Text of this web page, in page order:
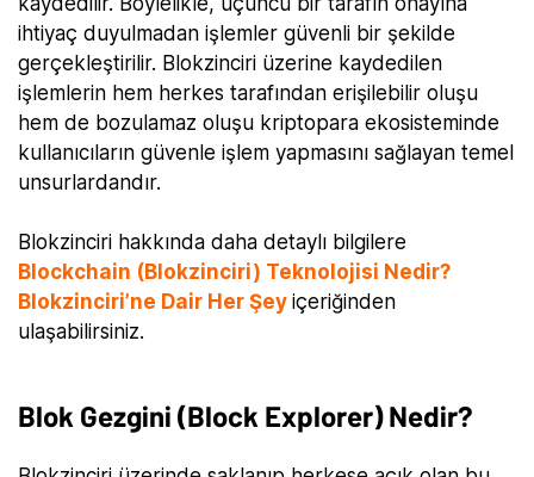
ihtiyaç duyulmadan işlemler güvenli bir şekilde
gerçekleştirilir. Blokzinciri üzerine kaydedilen
işlemlerin hem herkes tarafından erişilebilir oluşu
hem de bozulamaz oluşu kriptopara ekosisteminde
kullanıcıların güvenle işlem yapmasını sağlayan temel
unsurlardandır.
Blokzinciri hakkında daha detaylı bilgilere
Blockchain (Blokzinciri) Teknolojisi Nedir?
Blokzinciri’ne Dair Her Şey içeriğinden
ulaşabilirsiniz.
Blok Gezgini (Block Explorer) Nedir?